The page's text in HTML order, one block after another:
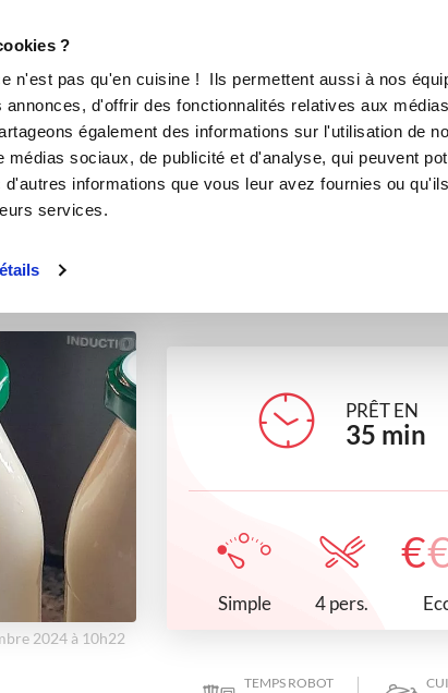
?
n'est pas qu'en cuisine ! Ils permettent aussi à nos
annonces, d'offrir des fonctionnalités relatives aux
également des informations sur l'utilisation de
médias sociaux, de publicité et d'analyse, qui peuvent
informations que vous leur avez fournies ou
services.
VELOUTE DE
soupes et crèmes
2024 à 10h22
PRÊT EN
35 min
Simple 4 pers.
€
TEMPS ROBOT